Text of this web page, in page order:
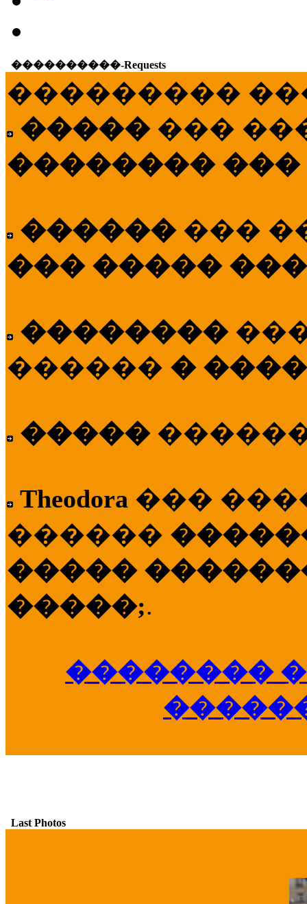
����������-Requests
���������
����� ���
�������� ���
������ ���
��� �����
��������
������ �
�����
Theodora ���
������
�����
�����;.
��������
Last Photos